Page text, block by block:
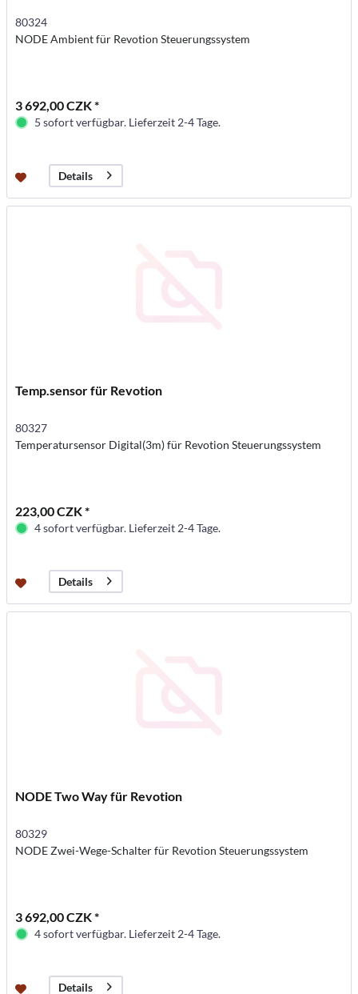
80324
NODE Ambient für Revotion Steuerungssystem
3 692,00 CZK *
5 sofort verfügbar. Lieferzeit 2-4 Tage.
Details
Temp.sensor für Revotion
80327
Temperatursensor Digital(3m) für Revotion Steuerungssystem
223,00 CZK *
4 sofort verfügbar. Lieferzeit 2-4 Tage.
Details
NODE Two Way für Revotion
80329
NODE Zwei-Wege-Schalter für Revotion Steuerungssystem
3 692,00 CZK *
4 sofort verfügbar. Lieferzeit 2-4 Tage.
Details